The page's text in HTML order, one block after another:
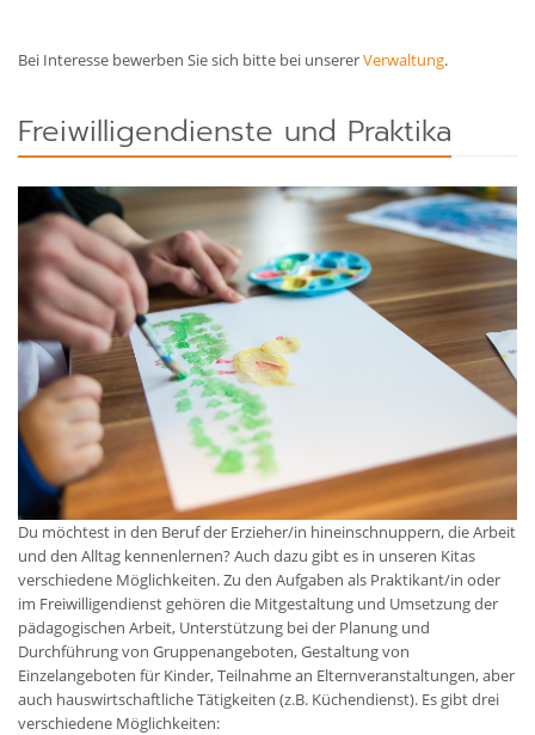
Bei Interesse bewerben Sie sich bitte bei unsererVerwaltung.
Freiwilligendienste und Praktika
Du möchtest in den Beruf der Erzieher/in hineinschnuppern, die Arbeit
und den Alltag kennenlernen? Auch dazu gibt es in unseren Kitas
verschiedene Möglichkeiten. Zu den Aufgaben als Praktikant/in oder
im Freiwilligendienst gehören die Mitgestaltung und Umsetzung der
pädagogischen Arbeit, Unterstützung bei der Planung und
Durchführung von Gruppenangeboten, Gestaltung von
Einzelangeboten für Kinder, Teilnahme an Elternveranstaltungen, aber
auch hauswirtschaftliche Tätigkeiten (z.B. Küchendienst). Es gibt drei
verschiedene Möglichkeiten: